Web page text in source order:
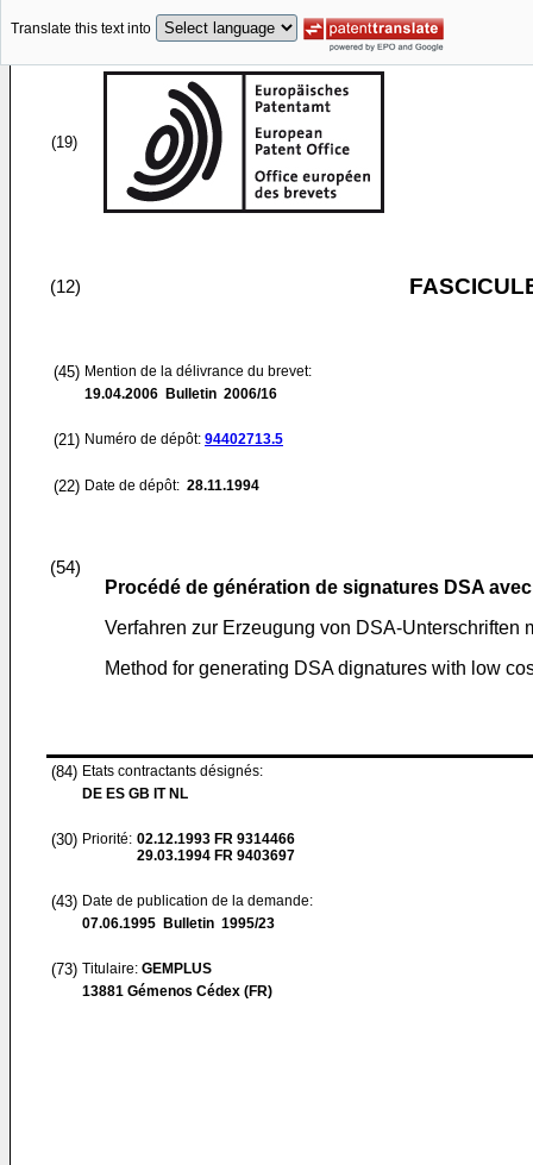
Translate this text into
(19)
(12)
(45) Mention de la délivrance du brevet:
19.04.2006 Bulletin 2006/16
(21) Numéro de dépôt: 94402713.5
(22) Date de dépôt: 28.11.1994
(54)
Procédé de génération de signatures DSA
Verfahren zur Erzeugung von DSA-Unterschriften
Method for generating DSA dignatures with low
(84) Etats contractants désignés:
DE ES GB IT NL
(30) Priorité: 02.12.1993 FR 9314466
29.03.1994 FR 9403697
(43) Date de publication de la demande:
07.06.1995 Bulletin 1995/23
(73) Titulaire: GEMPLUS
13881 Gémenos Cédex (FR)